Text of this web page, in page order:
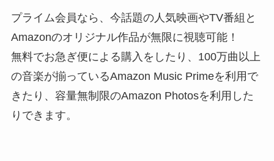
プライム会員なら、今話題の人気映画やTV番組と
Amazonのオリジナル作品が無限に視聴可能！
無料でお急ぎ便による購入をしたり、100万曲以上
の音楽が揃っているAmazon Music Primeを利用で
きたり、容量無制限のAmazon Photosを利用した
りできます。